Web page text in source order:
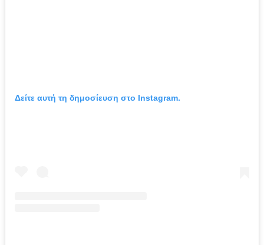
Δείτε αυτή τη δημοσίευση στο Instagram.